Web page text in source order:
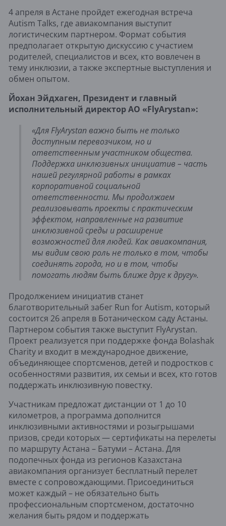
4 апреля в Астане пройдет ежегодная встреча
Autism Talks, где авиакомпания выступит
логистическим партнером. Формат события
предполагает открытую дискуссию с участием
родителей, специалистов и всех, кто вовлечен в
тему инклюзии, а также экспертные выступления и
обмен опытом.
Йохан Эйдхаген, Президент и главный
исполнительный директор АО «FlyArystan»:
«Для FlyArystan важно быть не только
доступным перевозчиком, но и
ответственным участником общества.
Поддержка инклюзивных инициатив – часть
нашей регулярной работы в рамках
корпоративной социальной
ответственности. Мы продолжаем
реализовывать проекты с практическим
эффектом, направленные на развитие
инклюзивной среды и расширение
возможностей для людей. Как авиакомпания,
мы видим свою роль не только в том, чтобы
соединять города, но и в том, чтобы
помогать людям быть ближе друг к другу».
Продолжением инициатив станет
благотворительный забег Run for Autism, который
состоится 26 апреля в Ботаническом саду Астаны.
Партнером события также выступит FlyArystan.
Проект реализуется при поддержке фонда Bolashak
Charity и входит в международное движение,
объединяющее спортсменов, детей и подростков с
особенностями развития, их семьи и всех, кто готов
поддержать инклюзивную повестку.
Участникам предложат дистанции от 1 до 10
километров, а программа дополнится
инклюзивными активностями и розыгрышами
призов, среди которых — сертификаты на перелеты
по маршруту Астана – Батуми – Астана. Для
подопечных фонда из регионов Казахстана
авиакомпания организует бесплатный перелет
вместе с сопровождающими. Присоединиться
может каждый – не обязательно быть
профессиональным спортсменом, достаточно
желания быть рядом и поддержать